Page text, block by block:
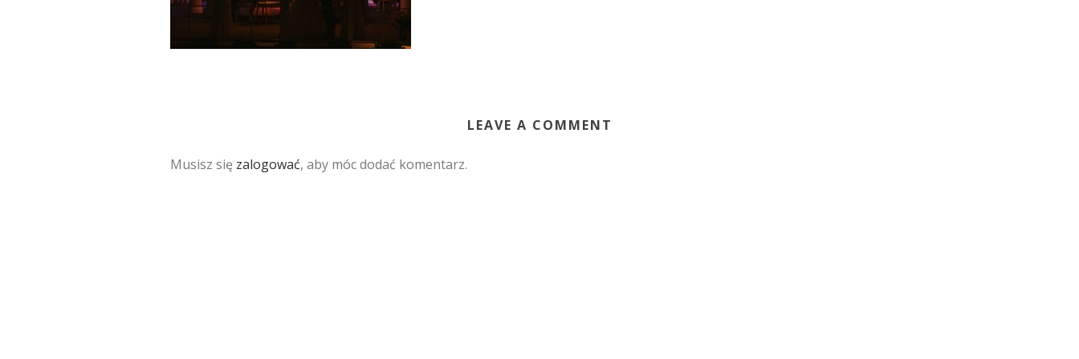
LEAVE A COMMENT
Musisz się zalogować, aby móc dodać komentarz.